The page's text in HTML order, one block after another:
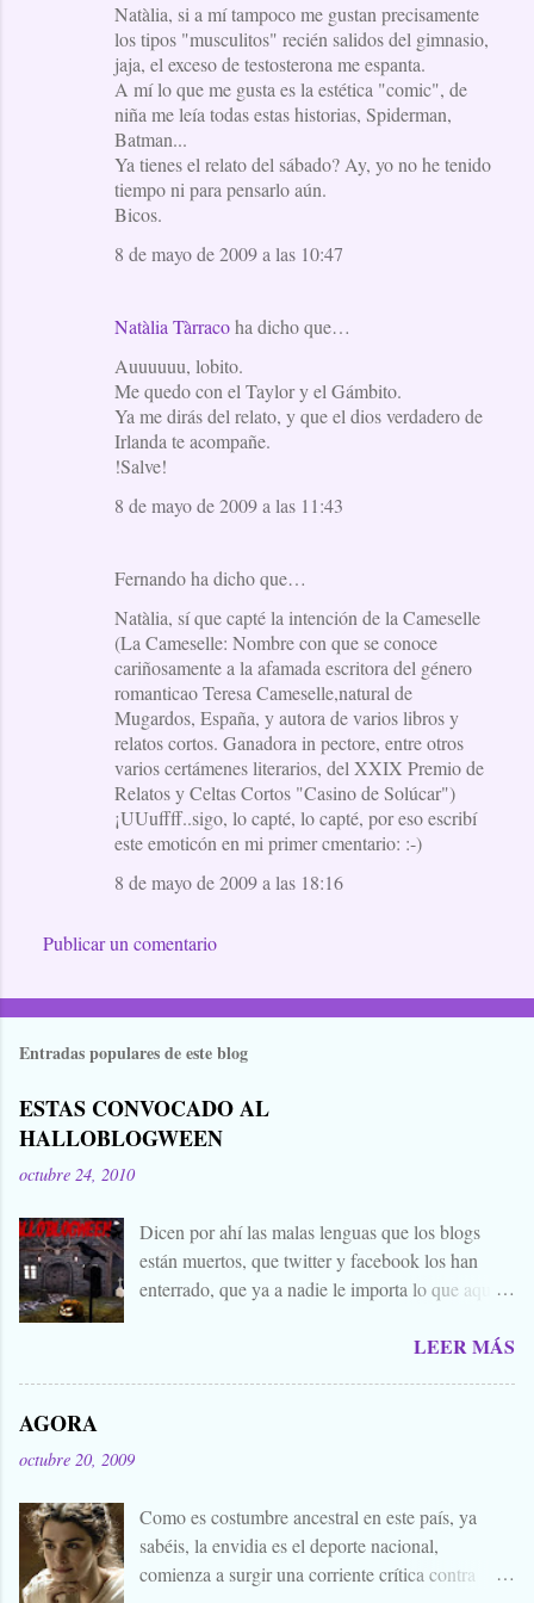
Natàlia, si a mí tampoco me gustan precisamente
los tipos "musculitos" recién salidos del gimnasio,
jaja, el exceso de testosterona me espanta.
A mí lo que me gusta es la estética "comic", de
niña me leía todas estas historias, Spiderman,
Batman...
Ya tienes el relato del sábado? Ay, yo no he tenido
tiempo ni para pensarlo aún.
Bicos.
8 de mayo de 2009 a las 10:47
Natàlia Tàrracoha dicho que…
Auuuuuu, lobito.
Me quedo con el Taylor y el Gámbito.
Ya me dirás del relato, y que el dios verdadero de
Irlanda te acompañe.
!Salve!
8 de mayo de 2009 a las 11:43
Fernando ha dicho que…
Natàlia, sí que capté la intención de la Cameselle
(La Cameselle: Nombre con que se conoce
cariñosamente a la afamada escritora del género
romanticao Teresa Cameselle,natural de
Mugardos, España, y autora de varios libros y
relatos cortos. Ganadora in pectore, entre otros
varios certámenes literarios, del XXIX Premio de
Relatos y Celtas Cortos "Casino de Solúcar")
¡UUuffff..sigo, lo capté, lo capté, por eso escribí
este emoticón en mi primer cmentario: :-)
8 de mayo de 2009 a las 18:16
Publicar un comentario
Entradas populares de este blog
ESTAS CONVOCADO AL
HALLOBLOGWEEN
octubre 24, 2010
Dicen por ahí las malas lenguas que los blogs
están muertos, que twitter y facebook los han
enterrado, que ya a nadie le importa lo que aquí
levantar nuestros blogs, sean vivos, muertos, o
convoco a todos, amigos, conocidos, amigos de
amigos, blogueros en general. Cuéntanos tu
historia para morirnos de miedo este largo fin de
LEER MÁS
AGORA
octubre 20, 2009
Como es costumbre ancestral en este país, ya
sabéis, la envidia es el deporte nacional,
comienza a surgir una corriente crítica contra